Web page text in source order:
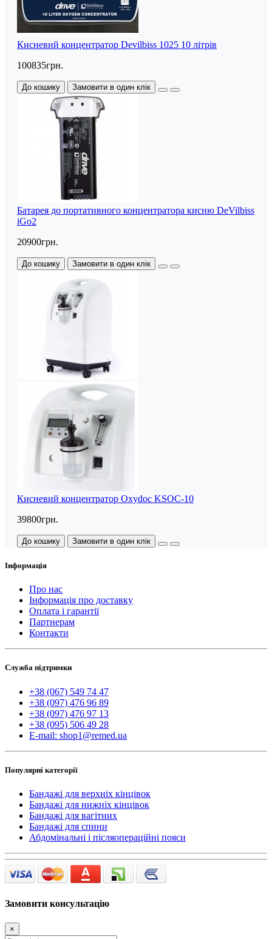
Кисневий концентратор Devilbiss 1025 10 літрів
100835грн.
До кошику Замовити в один клік
Батарея до портативного концентратора кисню DeVilbiss
iGo2
20900грн.
До кошику Замовити в один клік
Кисневий концентратор Oxydoc KSOC-10
39800грн.
До кошику Замовити в один клік
Інформація
Про нас
Інформація про доставку
Оплата і гарантії
Партнерам
Контакти
Служба підтримки
+38 (067) 549 74 47
+38 (097) 476 96 89
+38 (097) 476 97 13
+38 (095) 506 49 28
E-mail: shop1@remed.ua
Популярні категорії
Бандажі для верхніх кінцівок
Бандажі для нижніх кінцівок
Бандажі для вагітних
Бандажі для спини
Абдомінальні і післяопераційні пояси
Замовити консультацію
×